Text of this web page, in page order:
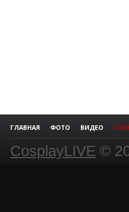
ГЛАВНАЯ ФОТО ВИДЕО
CosplayLIVE ©